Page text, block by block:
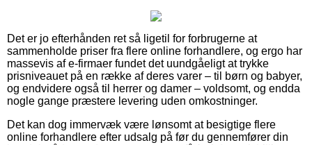
Det er jo efterhånden ret så ligetil for forbrugerne at
sammenholde priser fra flere online forhandlere, og ergo har
massevis af e-firmaer fundet det uundgåeligt at trykke
prisniveauet på en række af deres varer – til børn og babyer,
og endvidere også til herrer og damer – voldsomt, og endda
nogle gange præstere levering uden omkostninger.
Det kan dog immervæk være lønsomt at besigtige flere
online forhandlere efter udsalg på før du gennemfører din